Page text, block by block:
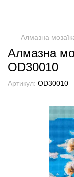
Алмазна
Алмазна
OD30010
Артикул: OD30010